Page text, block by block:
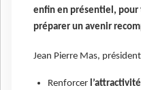
enfin en présentiel, pour
préparer un avenir
Jean Pierre Mas,
Renforcer